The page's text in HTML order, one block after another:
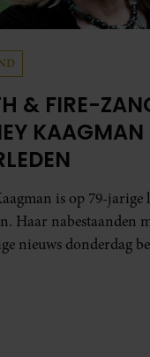
& FIRE-
is op 79-jarige
Haar nabestaanden
nieuws donderdag